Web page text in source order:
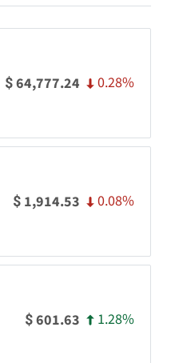
$64,777.24 0.28%
$ 1,914.53 0.08%
$601.63 1.28%